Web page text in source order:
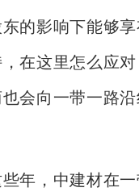
东的影响下能够
在这里怎么应
会向一带一路
，中建材在一